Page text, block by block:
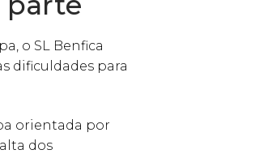
o SL Benfica
dificuldades para
orientada por
dos